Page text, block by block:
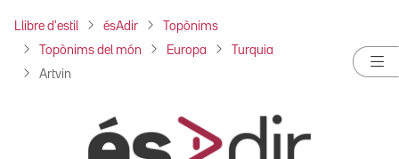
Llibre d'estil ésAdir Topònims
Topònims del món Europa Turquia
Artvin